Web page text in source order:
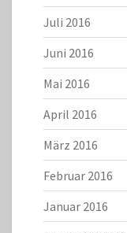
Juli 2016
Juni 2016
Mai 2016
April 2016
März 2016
Februar 2016
Januar 2016